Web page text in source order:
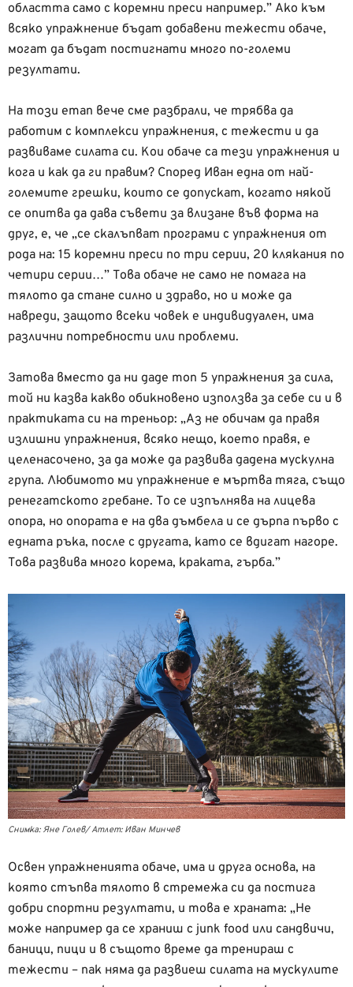
областта само с коремни преси например.” Ако към
всяко упражнение бъдат добавени тежести обаче,
могат да бъдат постигнати много по-големи
резултати.
На този етап вече сме разбрали, че трябва да
работим с комплекси упражнения, с тежести и да
развиваме силата си. Кои обаче са тези упражнения и
кога и как да ги правим? Според Иван една от най-
големите грешки, които се допускат, когато някой
се опитва да дава съвети за влизане във форма на
друг, е, че „се скалъпват програми с упражнения от
рода на: 15 коремни преси по три серии, 20 клякания по
четири серии…” Това обаче не само не помага на
тялото да стане силно и здраво, но и може да
навреди, защото всеки човек е индивидуален, има
различни потребности или проблеми.
Затова вместо да ни даде топ 5 упражнения за сила,
той ни казва какво обикновено използва за себе си и в
практиката си на треньор: „Аз не обичам да правя
излишни упражнения, всяко нещо, което правя, е
целенасочено, за да може да развива дадена мускулна
група. Любимото ми упражнение е мъртва тяга, също
ренегатското гребане. То се изпълнява на лицева
опора, но опората е на два дъмбела и се дърпа първо с
едната ръка, после с другата, като се вдигат нагоре.
Това развива много корема, краката, гърба.”
Снимка: Яне Голев/ Атлет: Иван Минчев
Освен упражненията обаче, има и друга основа, на
която стъпва тялото в стремежа си да постига
добри спортни резултати, и това е храната: „Не
може например да се храниш с junk food или сандвичи,
баници, пици и в същото време да тренираш с
тежести – пак няма да развиеш силата на мускулите